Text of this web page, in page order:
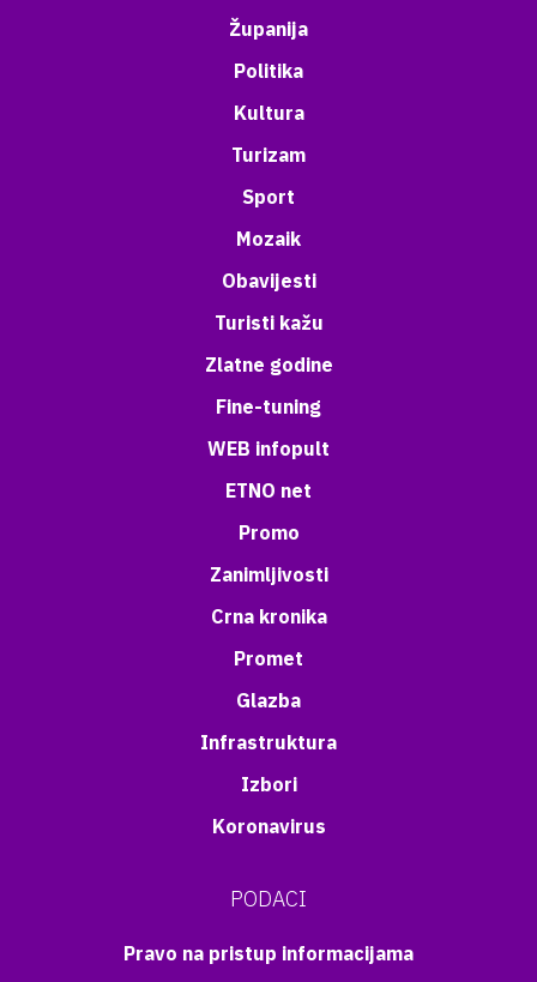
Županija
Politika
Kultura
Turizam
Sport
Mozaik
Obavijesti
Turisti kažu
Zlatne godine
Fine-tuning
WEB infopult
ETNO net
Promo
Zanimljivosti
Crna kronika
Promet
Glazba
Infrastruktura
Izbori
Koronavirus
PODACI
Pravo na pristup informacijama